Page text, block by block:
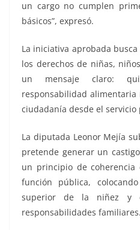
un cargo no cumplen
básicos”, expresó.
La iniciativa aprobada
los derechos de niñas,
un mensaje claro:
responsabilidad
ciudadanía desde el servicio
La diputada Leonor Mejía
pretende generar un
un principio de
función pública,
superior de la niñez y
responsabilidades familiares.